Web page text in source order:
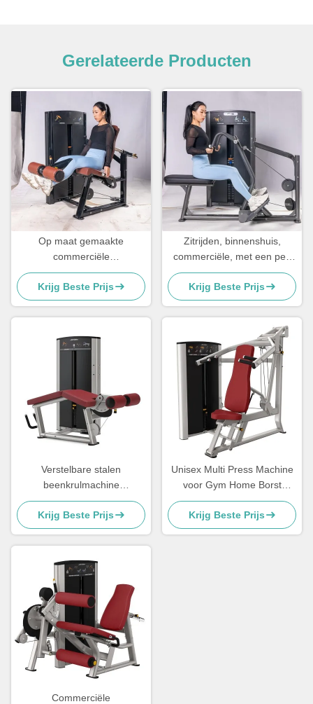
Gerelateerde Producten
Op maat gemaakte
commerciële
beenbewegingsapparatuur
met pen en plaat
Krijg Beste Prijs
Zitrijden, binnenshuis,
commerciële, met een pen
geladen apparatuur met
zelfregulerende handgrepen
Krijg Beste Prijs
Verstelbare stalen
beenkrulmachine
gymapparatuur voor
bodybuilding
Krijg Beste Prijs
Unisex Multi Press Machine
voor Gym Home Borst
Schouder Benen
Krachttraining
Krijg Beste Prijs
Commerciële